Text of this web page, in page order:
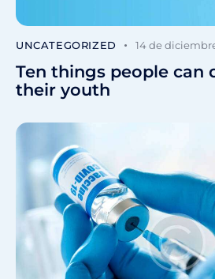
UNCATEGORIZED 14 de
Ten things people can
their youth